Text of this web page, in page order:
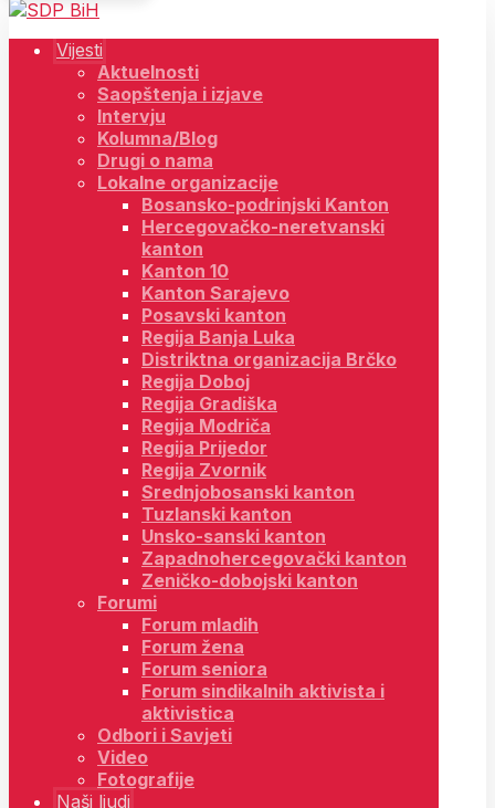
Vijesti
Aktuelnosti
Saopštenja i izjave
Intervju
Kolumna/Blog
Drugi o nama
Lokalne organizacije
Bosansko-podrinjski Kanton
Hercegovačko-neretvanski
kanton
Kanton 10
Kanton Sarajevo
Posavski kanton
Regija Banja Luka
Distriktna organizacija Brčko
Regija Doboj
Regija Gradiška
Regija Modriča
Regija Prijedor
Regija Zvornik
Srednjobosanski kanton
Tuzlanski kanton
Unsko-sanski kanton
Zapadnohercegovački kanton
Zeničko-dobojski kanton
Forumi
Forum mladih
Forum žena
Forum seniora
Forum sindikalnih aktivista i
aktivistica
Odbori i Savjeti
Video
Fotografije
Naši ljudi